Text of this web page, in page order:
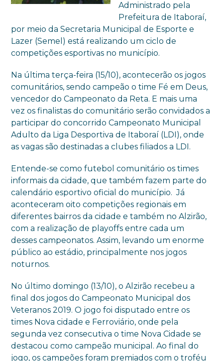
Administrado pela
Prefeitura de Itaboraí,
por meio da Secretaria Municipal de Esporte e
Lazer (Semel) está realizando um ciclo de
competições esportivas no município.
Na última terça-feira (15/10), acontecerão os jogos
comunitários, sendo campeão o time Fé em Deus,
vencedor do Campeonato da Reta. E mais uma
vez os finalistas do comunitário serão convidados a
participar do concorrido Campeonato Municipal
Adulto da Liga Desportiva de Itaboraí (LDI), onde
as vagas são destinadas a clubes filiados a LDI.
Entende-se como futebol comunitário os times
informais da cidade, que também fazem parte do
calendário esportivo oficial do município. Já
aconteceram oito competições regionais em
diferentes bairros da cidade e também no Alzirão,
com a realização de playoffs entre cada um
desses campeonatos. Assim, levando um enorme
público ao estádio, principalmente nos jogos
noturnos.
No último domingo (13/10), o Alzirão recebeu a
final dos jogos do Campeonato Municipal dos
Veteranos 2019. O jogo foi disputado entre os
times Nova cidade e Ferroviário, onde pela
segunda vez consecutiva o time Nova Cidade se
destacou como campeão municipal. Ao final do
jogo, os campeões foram premiados com o troféu